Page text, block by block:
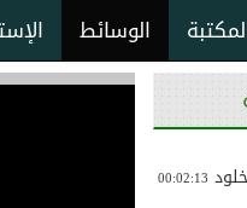
الوسائط
00:02:13